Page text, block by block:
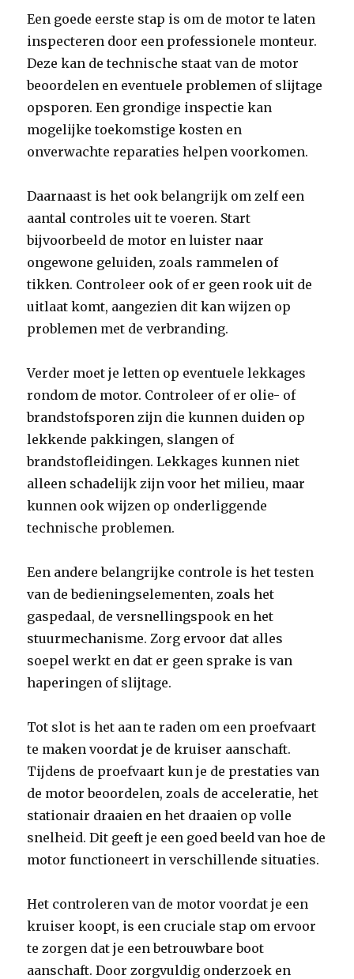
Een goede eerste stap is om de motor te laten
inspecteren door een professionele monteur.
Deze kan de technische staat van de motor
beoordelen en eventuele problemen of slijtage
opsporen. Een grondige inspectie kan
mogelijke toekomstige kosten en
onverwachte reparaties helpen voorkomen.
Daarnaast is het ook belangrijk om zelf een
aantal controles uit te voeren. Start
bijvoorbeeld de motor en luister naar
ongewone geluiden, zoals rammelen of
tikken. Controleer ook of er geen rook uit de
uitlaat komt, aangezien dit kan wijzen op
problemen met de verbranding.
Verder moet je letten op eventuele lekkages
rondom de motor. Controleer of er olie- of
brandstofsporen zijn die kunnen duiden op
lekkende pakkingen, slangen of
brandstofleidingen. Lekkages kunnen niet
alleen schadelijk zijn voor het milieu, maar
kunnen ook wijzen op onderliggende
technische problemen.
Een andere belangrijke controle is het testen
van de bedieningselementen, zoals het
gaspedaal, de versnellingspook en het
stuurmechanisme. Zorg ervoor dat alles
soepel werkt en dat er geen sprake is van
haperingen of slijtage.
Tot slot is het aan te raden om een proefvaart
te maken voordat je de kruiser aanschaft.
Tijdens de proefvaart kun je de prestaties van
de motor beoordelen, zoals de acceleratie, het
stationair draaien en het draaien op volle
snelheid. Dit geeft je een goed beeld van hoe de
motor functioneert in verschillende situaties.
Het controleren van de motor voordat je een
kruiser koopt, is een cruciale stap om ervoor
te zorgen dat je een betrouwbare boot
aanschaft. Door zorgvuldig onderzoek en